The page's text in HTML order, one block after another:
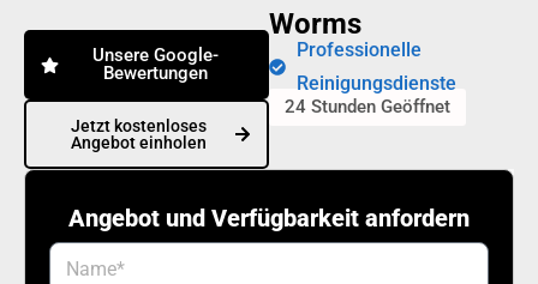
Unsere Google-
Bewertungen
Jetzt kostenloses
Angebot einholen
Worms
Professionelle
Reinigungsdienste
24 Stunden Geöffnet
Angebot und Verfügbarkeit anfordern